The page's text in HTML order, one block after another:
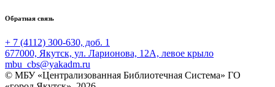
Обратная связь
+ 7 (4112) 300-630, доб. 1
677000, Якутск, ул. Ларионова, 12А, левое крыло
mbu_cbs@yakadm.ru
© МБУ «Централизованная Библиотечная Система» ГО